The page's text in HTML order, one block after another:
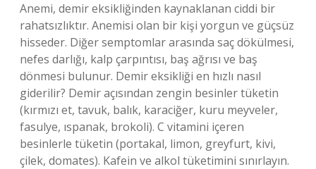
Anemi, demir eksikliğinden kaynaklanan ciddi bir
rahatsızlıktır. Anemisi olan bir kişi yorgun ve güçsüz
hisseder. Diğer semptomlar arasında saç dökülmesi,
nefes darlığı, kalp çarpıntısı, baş ağrısı ve baş
dönmesi bulunur. Demir eksikliği en hızlı nasıl
giderilir? Demir açısından zengin besinler tüketin
(kırmızı et, tavuk, balık, karaciğer, kuru meyveler,
fasulye, ıspanak, brokoli). C vitamini içeren
besinlerle tüketin (portakal, limon, greyfurt, kivi,
çilek, domates). Kafein ve alkol tüketimini sınırlayın.